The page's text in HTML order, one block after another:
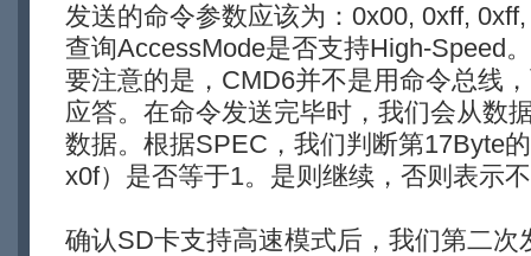
发送的命令参数应该为：0x00, 0xff,
查询AccessMode是否支持High-Speed
要注意的是，CMD6并不是用命令总线
应答。在命令发送完毕时，我们会从数
数据。根据SPEC，我们判断第17Byte
x0f）是否等于1。是则继续，否则表示
确认SD卡支持高速模式后，我们第二次